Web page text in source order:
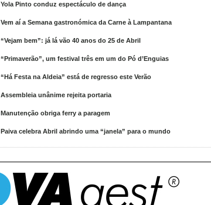
Yola Pinto conduz espectáculo de dança
Vem aí a Semana gastronómica da Carne à Lampantana
“Vejam bem”: já lá vão 40 anos do 25 de Abril
“Primaverão”, um festival três em um do Pó d’Enguias
“Há Festa na Aldeia” está de regresso este Verão
Assembleia unânime rejeita portaria
Manutenção obriga ferry a paragem
Paiva celebra Abril abrindo uma “janela” para o mundo